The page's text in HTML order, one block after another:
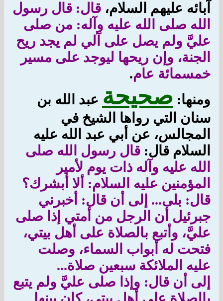
آبائه عليهم السلام، قال: قال رسول
الله صلى الله عليه وآله: من صلى
عليَّ ولم يصل على آلي لم يجد ريح
الجنة، وإن ريحها ليوجد على مسير
خمسمائة عام.
ومنها: صحيحة عبد الله بن
سنان التي رواها الشيخ في
المجالس، عن أبي عبد الله عليه
السلام قال: قال رسول الله صلى
الله عليه وآله ذات يوم لأمير
المؤمنين عليه السلام: ألا أبشرك؟
قال: بلى... إلى أن قال: أخبرني
جبرئيل أن الرجل من أمتي إذا صلى
عليَّ، وأتبع بالصلاة على أهل بيتي،
فتحت له أبواب السماء، وصلت
عليه الملائكة سبعين صلاة...
إلى أن قال: وإذا صلى عليَّ ولم يتبع